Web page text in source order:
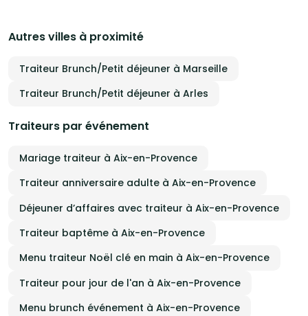
unique, votre repas doit l’être aussi. Et parce que chaque détail
compte, nous le construisons ensemble, du premier échange
Autres villes à proximité
Traiteur Brunch/Petit déjeuner à Marseille
Traiteur Brunch/Petit déjeuner à Arles
Traiteurs par événement
Mariage traiteur à Aix-en-Provence
Traiteur anniversaire adulte à Aix-en-Provence
Déjeuner d’affaires avec traiteur à Aix-en-Provence
Traiteur baptême à Aix-en-Provence
Menu traiteur Noël clé en main à Aix-en-Provence
Traiteur pour jour de l'an à Aix-en-Provence
Menu brunch événement à Aix-en-Provence